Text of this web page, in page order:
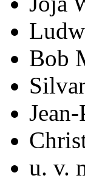
Bob
u. v.